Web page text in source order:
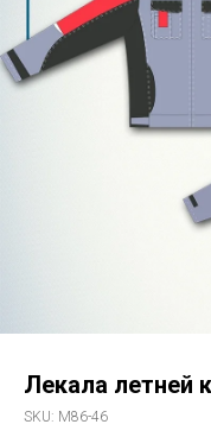
Лекала летней
SKU: M86-46